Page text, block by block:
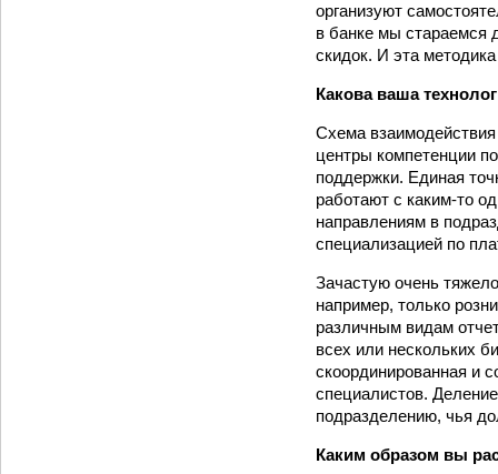
организуют
в банке мы стараемся
скидок. И эта
Какова ваша
Схема
центры компетенции
поддержки. Единая
работают с каким-то
направлениям в
специализацией по
Зачастую очень
например, только
различным видам
всех или нескольких
скоординированная и
специалистов.
подразделению, чья
Каким образом вы